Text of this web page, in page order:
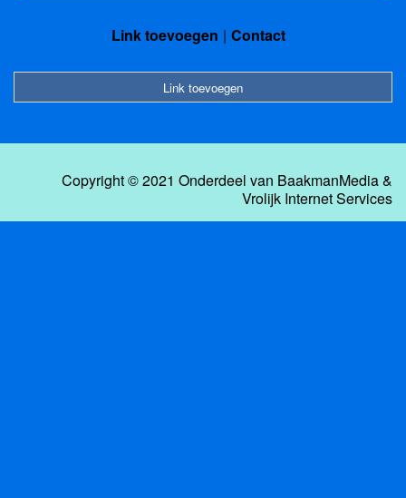
Link toevoegen Contact
Link toevoegen
Copyright © 2021 Onderdeel van BaakmanMedia&
Vrolijk Internet Services